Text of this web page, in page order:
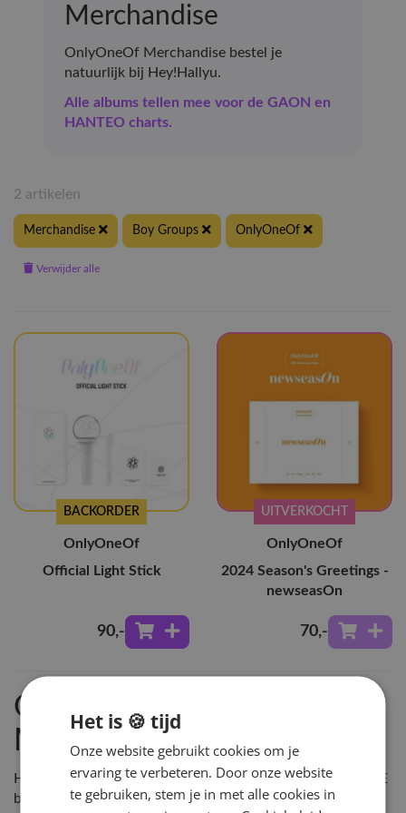
Merchandise
OnlyOneOf Merchandise bestel je
natuurlijk bij Hey!Hallyu.
Alle albums tellen mee voor de GAON en
HANTEO charts.
2 artikelen
Merchandise Boy Groups OnlyOneOf
Verwijder alle
BACKORDER
OnlyOneOf
Official Light Stick
90,-
UITVERKOCHT
OnlyOneOf
2024 Season's Greetings -
newseasOn
70,-
Ontdek OnlyOneOf
Merchandise
Hey!Hallyu is de grootste leverancier van KPOP in NL & BE
bestel OnlyOneOf Merchandise en vele andere KPOP
Het is 🍪 tijd
Onze website gebruikt cookies om je
ervaring te verbeteren. Door onze website
te gebruiken, stem je in met alle cookies in